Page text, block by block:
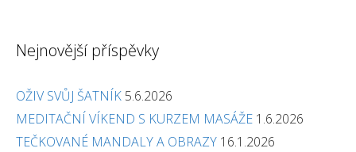
Nejnovější příspěvky
OŽIV SVŮJ ŠATNÍK 5.6.2026
MEDITAČNÍ VÍKEND S KURZEM MASÁŽE 1.6.2026
TEČKOVANÉ MANDALY A OBRAZY 16.1.2026